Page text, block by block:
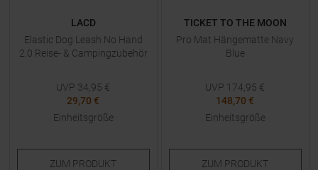
LACD
Elastic Dog Leash No Hand
2.0 Reise- & Campingzubehör
UVP 34,95 €
29,70 €
Einheitsgröße
ZUM PRODUKT
TICKET TO THE MOON
Pro Mat Hängematte Navy
Blue
UVP 174,95 €
148,70 €
Einheitsgröße
ZUM PRODUKT